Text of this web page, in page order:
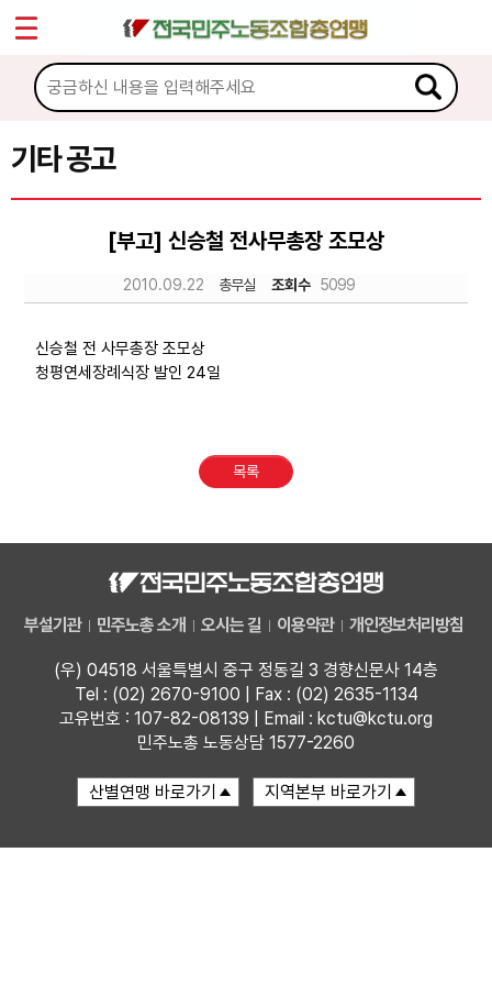
기타 공고
[부고] 신승철 전사무총장 조모상
2010.09.22 총무실 조회수 5099
신승철 전 사무총장 조모상
청평연세장례식장 발인 24일
목록
부설기관 민주노총 소개 오시는 길 이용약관 개인정보처리방침
(우) 04518 서울특별시 중구 정동길 3 경향신문사 14층
Tel : (02) 2670-9100 | Fax : (02) 2635-1134
고유번호 : 107-82-08139 | Email : kctu@kctu.org
민주노총 노동상담 1577-2260
마이페이지
소개
소식
공지사항
노동상담
업무
Sketchbook5, 스케치북5
Sketchbook5, 스케치북5